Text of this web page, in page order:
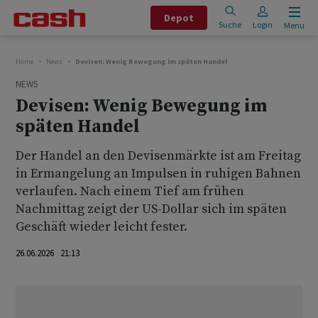
Depot
Suche Login Menu
Home News Devisen: Wenig Bewegung im späten Handel
NEWS
Devisen: Wenig Bewegung im
späten Handel
Der Handel an den Devisenmärkte ist am Freitag
in Ermangelung an Impulsen in ruhigen Bahnen
verlaufen. Nach einem Tief am frühen
Nachmittag zeigt der US-Dollar sich im späten
Geschäft wieder leicht fester.
26.06.2026 21:13